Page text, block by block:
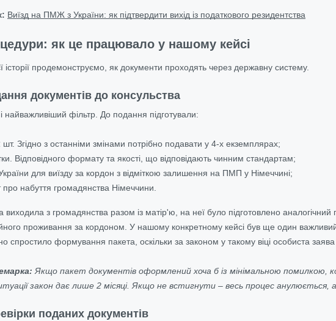
Виїзд на ПМЖ з України: як підтвердити вихід із податкового резидентства
як це працювало у нашому кейсі
історії продемонструємо, як документи проходять через державну систему.
документів до консульства
фільтр. До подання підготували:
Згідно з останніми змінами потрібно подавати у 4-х екземплярах;
Відповідного формату та якості, що відповідають чинним стандартам;
для виїзду за кордон з відміткою залишення на ПМП у Німеччині;
про набуття громадянства Німеччини.
виходила з громадянства разом із матір'ю, на неї було підготовлено
проживання за кордоном. У нашому конкретному кейсі був ще один
спростило формування пакета, оскільки за законом у такому віці особиста
Якщо пакет документів оформлений хоча б із мінімальною помилкою,
закон дає лише 2 місяці. Якщо не встигнути – весь процес анулюється,
поданих документів